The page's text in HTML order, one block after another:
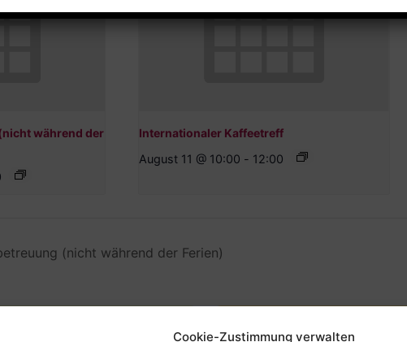
Cookie-Zustimmung verwalten
während der
Internationaler Kaffeetreff
August 11 @ 10:00 - 12:00
(nicht während der Ferien)